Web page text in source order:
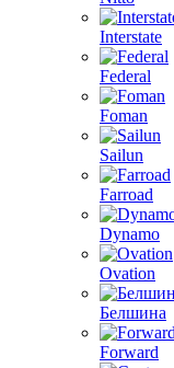
Interstate
Federal
Foman
Sailun
Farroad
Dynamo
Ovation
Белшина
Forward